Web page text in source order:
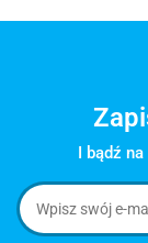
I bądź